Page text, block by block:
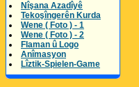
Nîşana Azadîyê
Tekoşîngerên Kurda
Wene ( Foto ) - 1
Wene ( Foto ) - 2
Flaman û Logo
Anîmasyon
Lîztik-Spielen-Game